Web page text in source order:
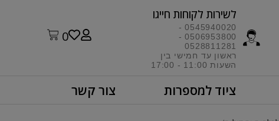
לשירות לקוחות חייגו​
0545940020 -
0506953800 -
0528811281
ראשון עד חמישי בין
השעות 11:00 - 17:00​
0
ציוד למספרות צור קשר